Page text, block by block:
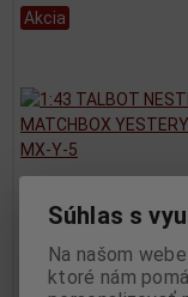
Akcia
1:43 TALBOT
MATCHBOX
Súhlas s
Na našom
ktoré nám